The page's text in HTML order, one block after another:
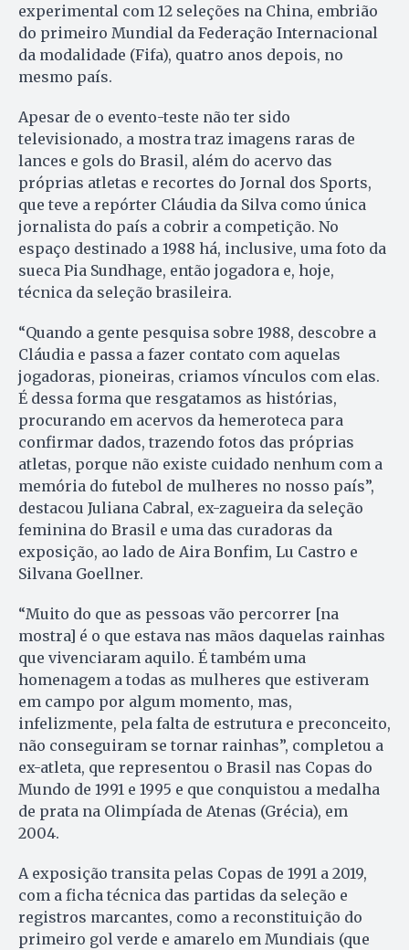
experimental com 12 seleções na China, embrião
do primeiro Mundial da Federação Internacional
da modalidade (Fifa), quatro anos depois, no
mesmo país.
Apesar de o evento-teste não ter sido
televisionado, a mostra traz imagens raras de
lances e gols do Brasil, além do acervo das
próprias atletas e recortes do Jornal dos Sports,
que teve a repórter Cláudia da Silva como única
jornalista do país a cobrir a competição. No
espaço destinado a 1988 há, inclusive, uma foto da
sueca Pia Sundhage, então jogadora e, hoje,
técnica da seleção brasileira.
“Quando a gente pesquisa sobre 1988, descobre a
Cláudia e passa a fazer contato com aquelas
jogadoras, pioneiras, criamos vínculos com elas.
É dessa forma que resgatamos as histórias,
procurando em acervos da hemeroteca para
confirmar dados, trazendo fotos das próprias
atletas, porque não existe cuidado nenhum com a
memória do futebol de mulheres no nosso país”,
destacou Juliana Cabral, ex-zagueira da seleção
feminina do Brasil e uma das curadoras da
exposição, ao lado de Aira Bonfim, Lu Castro e
Silvana Goellner.
“Muito do que as pessoas vão percorrer [na
mostra] é o que estava nas mãos daquelas rainhas
que vivenciaram aquilo. É também uma
homenagem a todas as mulheres que estiveram
em campo por algum momento, mas,
infelizmente, pela falta de estrutura e preconceito,
não conseguiram se tornar rainhas”, completou a
ex-atleta, que representou o Brasil nas Copas do
Mundo de 1991 e 1995 e que conquistou a medalha
de prata na Olimpíada de Atenas (Grécia), em
2004.
A exposição transita pelas Copas de 1991 a 2019,
com a ficha técnica das partidas da seleção e
registros marcantes, como a reconstituição do
primeiro gol verde e amarelo em Mundiais (que